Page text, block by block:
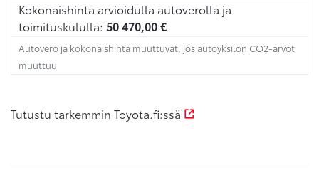
Kokonaishinta arvioidulla autoverolla ja
toimituskululla: 50 470,00€
Autovero ja kokonaishinta muuttuvat, jos autoyksilön CO2-arvot
muuttuu
Tutustu tarkemmin Toyota.fi:ssä